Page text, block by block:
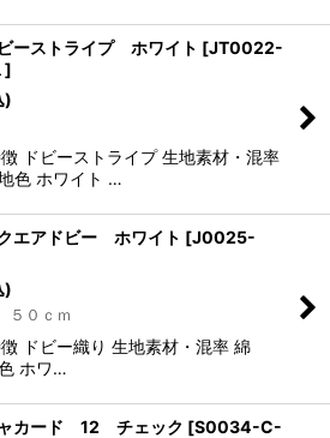
ーストライプ ホワイト [JT0022-
]
)
ドビーストライプ 生地素材・混率
色 ホワイト …
エアドビー ホワイト [J0025-
)
０ｃｍ
ドビー織り 生地素材・混率 綿
ホワ…
カード 12 チェック [S0034-C-